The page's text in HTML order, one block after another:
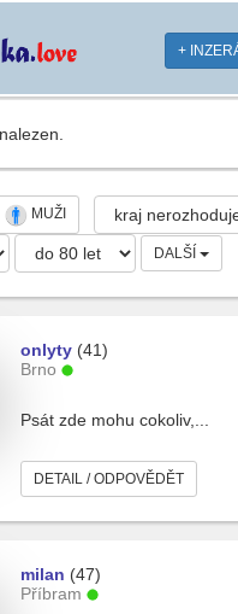
+
MUŽI
DALŠÍ
onlyty (41)
Brno
Psát zde mohu cokoliv,...
DETAIL / ODPOVĚDĚT
milan (47)
Příbram